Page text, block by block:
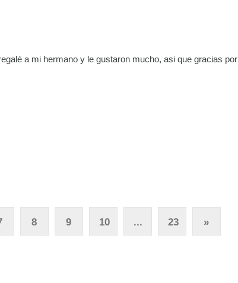
a mi hermano y le gustaron mucho, asi que gracias por
8 9 10 ... 23 »